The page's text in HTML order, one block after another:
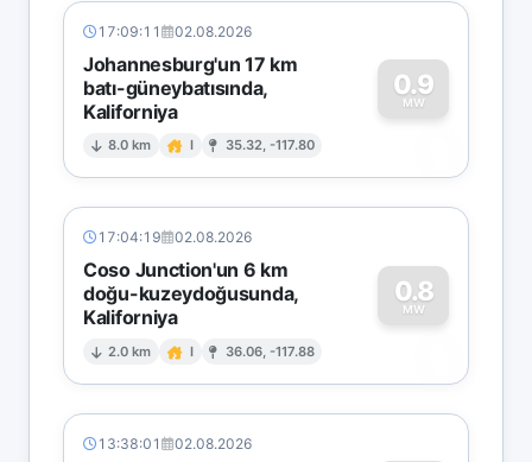
17:09:11 02.08.2026
Johannesburg'un 17 km
batı-güneybatısında,
Kaliforniya
8.0 km I 35.32, -117.80
0.9
MW
0
17:04:19 02.08.2026
Coso Junction'un 6 km
doğu-kuzeydoğusunda,
Kaliforniya
2.0 km I 36.06, -117.88
0.8
MW
0
13:38:01 02.08.2026